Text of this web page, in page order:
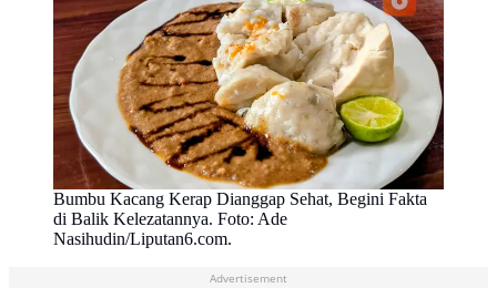
Bumbu Kacang Kerap Dianggap Sehat, Begini Fakta
di Balik Kelezatannya. Foto: Ade
Nasihudin/Liputan6.com.
Advertisement